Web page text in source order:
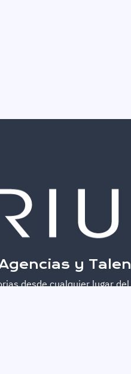
y
desde cualquier lugar